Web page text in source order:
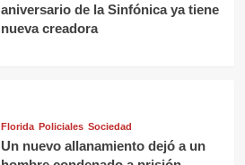
aniversario de la Sinfónica ya tiene
nueva creadora
Florida Policiales Sociedad
Un nuevo allanamiento dejó a un